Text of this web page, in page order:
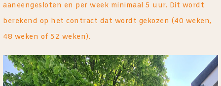
aaneengesloten en per week minimaal 5 uur. Dit wordt
berekend op het contract dat wordt gekozen (40 weken,
48 weken of 52 weken).